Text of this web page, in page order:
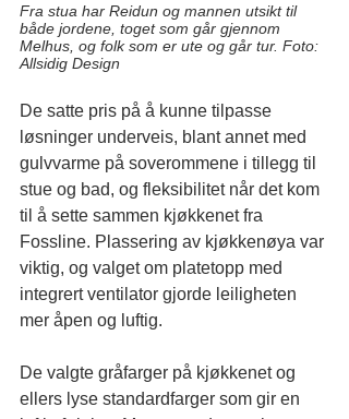
Fra stua har Reidun og mannen utsikt til
både jordene, toget som går gjennom
Melhus, og folk som er ute og går tur. Foto:
Allsidig Design
De satte pris på å kunne tilpasse
løsninger underveis, blant annet med
gulvvarme på soverommene i tillegg til
stue og bad, og fleksibilitet når det kom
til å sette sammen kjøkkenet fra
Fossline. Plassering av kjøkkenøya var
viktig, og valget om platetopp med
integrert ventilator gjorde leiligheten
mer åpen og luftig.
De valgte gråfarger på kjøkkenet og
ellers lyse standardfarger som gir en